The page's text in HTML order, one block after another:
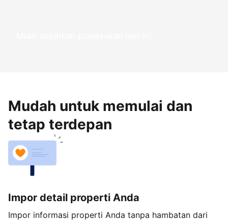
Mulai dapatkan pemasukan hari ini
Mudah untuk memulai dan
tetap terdepan
Impor detail properti Anda
Impor informasi properti Anda tanpa hambatan dari